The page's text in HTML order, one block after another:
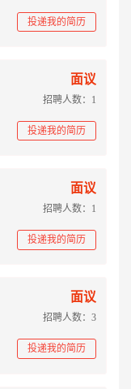
投递我的简历
面议
招聘人数：1
投递我的简历
面议
招聘人数：1
投递我的简历
面议
招聘人数：3
投递我的简历